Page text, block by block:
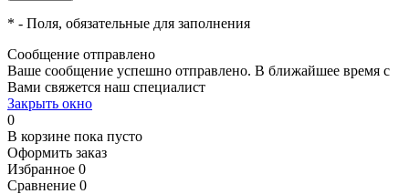
* - Поля, обязательные для заполнения
Сообщение отправлено
Ваше сообщение успешно отправлено. В ближайшее время с
Вами свяжется наш специалист
Закрыть окно
0
В корзине пока пусто
Оформить заказ
Избранное 0
Сравнение 0